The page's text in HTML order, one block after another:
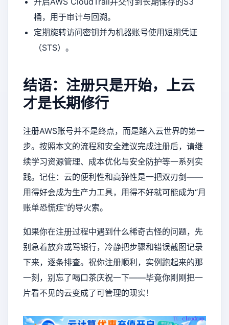
桶，用于审计与回溯。
定期旋转访问密钥并为机器账号使用短期凭证
（STS）。
结语：注册只是开始，上云
才是长期修行
注册AWS账号并不是终点，而是踏入云世界的第一
步。按照本文的流程和安全建议完成注册后，请继
续学习资源管理、成本优化与安全防护等一系列实
践。记住：云的便利性和高弹性是一把双刃剑——
用得好会成为生产力工具，用得不好就可能成为“月
账单恐慌症”的导火索。
如果你在注册过程中遇到什么稀奇古怪的问题，先
别急着放弃或骂银行，冷静把步骤和错误截图记录
下来，逐条排查。祝你注册顺利，实例跑起来的那
一刻，别忘了喝口茶庆祝一下——毕竟你刚刚把一
片看不见的云变成了可管理的现实！